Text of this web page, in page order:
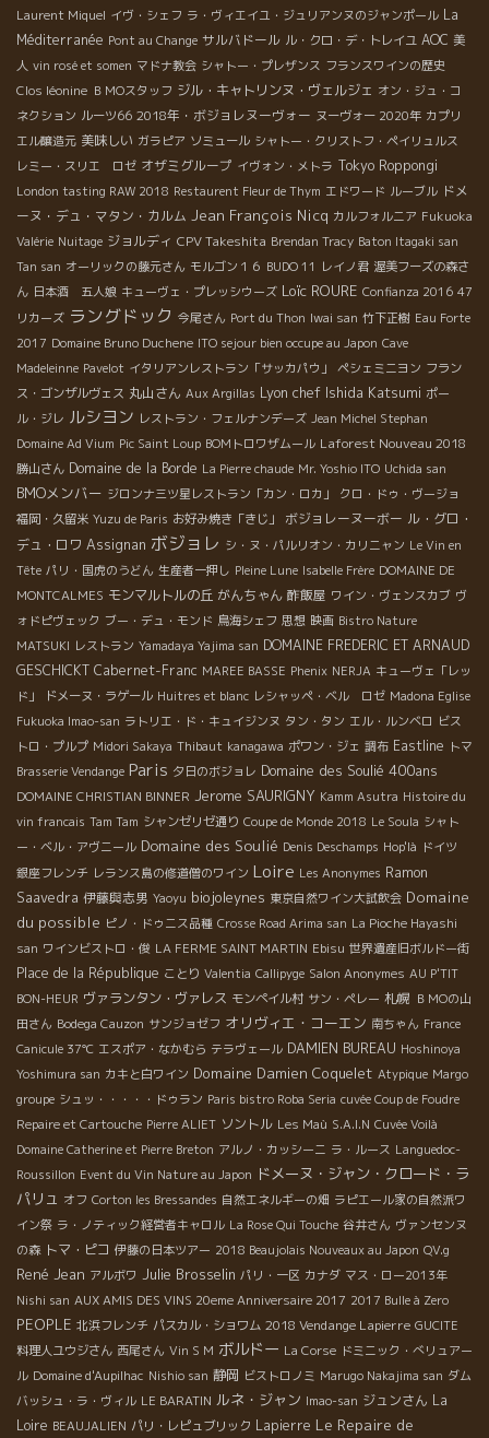
Laurent Miquel イヴ・シェフ ラ・ヴィエイユ・ジュリアンヌのジャンポール La
Méditerranée Pont au Change サルバドール ル・クロ・デ・トレイユ AOC 美
人 vin rosé et somen マドナ教会 シャトー・プレザンス フランスワインの歴史
Clos léonine ＢＭОスタッフ ジル・キャトリンヌ・ヴェルジェ オン・ジュ・コ
ネクション ルーツ66 2018年・ボジョレヌーヴォー ヌーヴォー 2020年 カプリ
エル醸造元 美味しい ガラピア ソミュール シャトー・クリストフ・ペイリュルス
レミー・スリエ ロゼ オザミグループ イヴォン・メトラ Tokyo Roppongi
London tasting RAW 2018 Restaurent Fleur de Thym エドワード ルーブル ドメ
ーヌ・デュ・マタン・カルム Jean François Nicq カルフォルニア Fukuoka
Valérie Nuitage ジョルディ CPV Takeshita Brendan Tracy Baton Itagaki san
Tan san オーリックの藤元さん モルゴン１６ BUDO 11 レイノ君 渥美フーズの森さ
ん 日本酒 五人娘 キューヴェ・プレッシウーズ Loïc ROURE Confianza 2016 47
リカーズ ラングドック 今尾さん Port du Thon Iwai san 竹下正樹 Eau Forte
2017 Domaine Bruno Duchene ITO sejour bien occupe au Japon Cave
Madeleinne Pavelot イタリアンレストラン「サッカパウ」 ペシェミニヨン フラン
ス・ゴンザルヴェス 丸山さん Aux Argillas Lyon chef Ishida Katsumi ポー
ル・ジレ ルシヨン レストラン・フェルナンデーズ Jean Michel Stephan
Domaine Ad Vium Pic Saint Loup BOMトロワザムール Laforest Nouveau 2018
勝山さん Domaine de la Borde La Pierre chaude Mr. Yoshio ITO Uchida san
BMOメンバー ジロンナ三ツ星レストラン「カン・ロカ」
クロ・ドゥ・ヴージョ
福岡・久留米 Yuzu de Paris お好み焼き「きじ」 ボジョレーヌーボー ル・グロ・
デュ・ロワ Assignan ボジョレ シ・ヌ・パルリオン・カリニャン Le Vin en
Tête パリ・国虎のうどん 生産者一押し Pleine Lune Isabelle Frère DOMAINE DE
MONTCALMES モンマルトルの丘 がんちゃん 酢飯屋 ワイン・ヴェンスカブ ヴ
ォドピヴェック ブー・デュ・モンド 鳥海シェフ 思想 映画 Bistro Nature
MATSUKI レストラン Yamadaya Yajima san DOMAINE FREDERIC ET ARNAUD
GESCHICKT Cabernet-Franc MAREE BASSE Phenix NERJA キューヴェ「レッ
ド」
ドメーヌ・ラゲール Huitres et blanc レシャッペ・ベル ロゼ Madona Eglise
Fukuoka Imao-san ラトリエ・ド・キュイジンヌ タン・タン エル・ルンベロ ビス
トロ・プルプ Midori Sakaya Thibaut kanagawa ポワン・ジェ 調布 Eastline トマ
Brasserie Vendange Paris 夕日のボジョレ Domaine des Soulié 400ans
DOMAINE CHRISTIAN BINNER Jerome SAURIGNY Kamm Asutra Histoire du
vin francais Tam Tam シャンゼリゼ通り Coupe de Monde 2018 Le Soula シャト
ー・ベル・アヴニール Domaine des Soulié Denis Deschamps Hop'là ドイツ
銀座フレンチ レランス島の修道僧のワイン Loire Les Anonymes Ramon
Saavedra 伊藤與志男 Yaoyu biojoleynes 東京自然ワイン大試飲会 Domaine
du possible ピノ・ドゥニス品種 Crosse Road Arima san La Pioche Hayashi
san ワインビストロ・俊 LA FERME SAINT MARTIN Ebisu 世界遺産旧ボルドー街
Place de la République ことり Valentia Callipyge Salon Anonymes AU P'TIT
BON-HEUR ヴァランタン・ヴァレス モンペイル村 サン・ペレー 札幌 ＢＭОの山
田さん Bodega Cauzon サンジョゼフ オリヴィエ・コーエン 南ちゃん France
Canicule 37℃ エスポア・なかむら テラヴェール DAMIEN BUREAU Hoshinoya
Yoshimura san カキと白ワイン Domaine Damien Coquelet Atypique Margo
groupe シュッ・・・・・ドゥラン Paris bistro Roba Seria cuvée Coup de Foudre
Repaire et Cartouche Pierre ALIET ソントル Les Maù S.A.I.N Cuvée Voilà
Domaine Catherine et Pierre Breton アルノ・カッシーニ ラ・ルース Languedoc-
Roussillon Event du Vin Nature au Japon ドメーヌ・ジャン・クロード・ラ
パリュ オフ Corton les Bressandes 自然エネルギーの畑 ラピエール家の自然派ワ
イン祭 ラ・ノティック経営者キャロル La Rose Qui Touche 谷井さん ヴァンセンヌ
の森 トマ・ピコ 伊藤の日本ツアー 2018 Beaujolais Nouveaux au Japon QV.g
René Jean アルボワ Julie Brosselin パリ・一区 カナダ マス・ロー2013年
Nishi san AUX AMIS DES VINS 20eme Anniversaire 2017 2017 Bulle à Zero
PEOPLE 北浜フレンチ パスカル・ショワム 2018 Vendange Lapierre GUCITE
料理人ユウジさん 西尾さん Vin S M ボルドー La Corse ドミニック・べリュアー
ル Domaine d'Aupilhac Nishio san 静岡 ビストロノミ Marugo Nakajima san ダム
バッシュ・ラ・ヴィル LE BARATIN ルネ・ジャン Imao-san ジュンさん La
Loire BEAUJALIEN パリ・レピュブリック Lapierre Le Repaire de